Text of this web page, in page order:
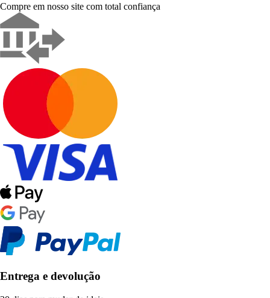
Compre em nosso site com total confiança
Entrega e devolução